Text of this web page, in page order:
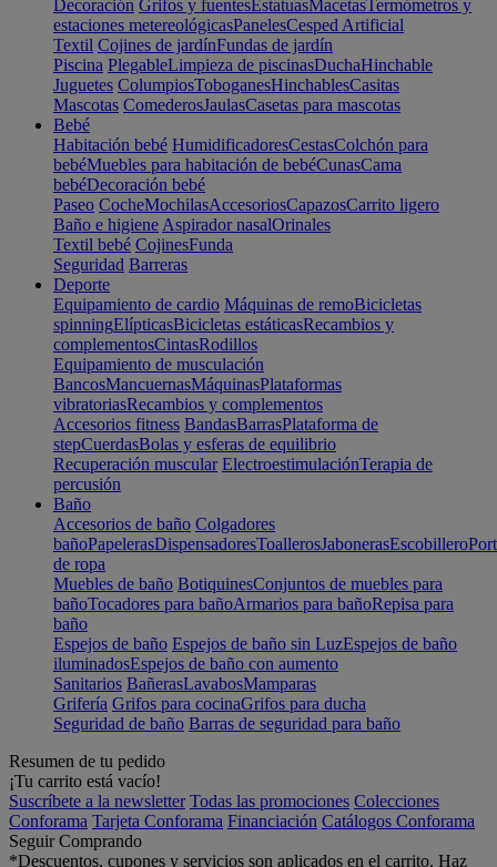
Decoración Grifos y fuentesEstatuasMacetasTermómetros y
estaciones metereológicasPanelesCesped Artificial
Textil Cojines de jardínFundas de jardín
Piscina PlegableLimpieza de piscinasDuchaHinchable
Juguetes ColumpiosToboganesHinchablesCasitas
Mascotas ComederosJaulasCasetas para mascotas
Bebé
Habitación bebé HumidificadoresCestasColchón para
bebéMuebles para habitación de bebéCunasCama
bebéDecoración bebé
Paseo CocheMochilasAccesoriosCapazosCarrito ligero
Baño e higiene Aspirador nasalOrinales
Textil bebé CojinesFunda
Seguridad Barreras
Deporte
Equipamiento de cardio Máquinas de remoBicicletas
spinningElípticasBicicletas estáticasRecambios y
complementosCintasRodillos
Equipamiento de musculación
BancosMancuernasMáquinasPlataformas
vibratoriasRecambios y complementos
Accesorios fitness BandasBarrasPlataforma de
stepCuerdasBolas y esferas de equilibrio
Recuperación muscular ElectroestimulaciónTerapia de
percusión
Baño
Accesorios de baño Colgadores
bañoPapelerasDispensadoresToallerosJabonerasEscobillero
de ropa
Muebles de baño BotiquinesConjuntos de muebles para
bañoTocadores para bañoArmarios para bañoRepisa para
baño
Espejos de baño Espejos de baño sin LuzEspejos de baño
iluminadosEspejos de baño con aumento
Sanitarios BañerasLavabosMamparas
Grifería Grifos para cocinaGrifos para ducha
Seguridad de baño Barras de seguridad para baño
Resumen de tu pedido
¡Tu carrito está vacío!
Suscríbete a la newsletter Todas las promociones Colecciones
Conforama Tarjeta Conforama Financiación Catálogos Conforama
Seguir Comprando
*Descuentos, cupones y servicios son aplicados en el carrito. Haz